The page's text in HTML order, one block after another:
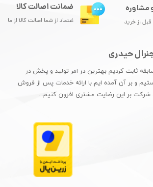
حیدری
ثابت کردیم بهترین در امر تولید و پخش در
و بر آن آمده ایم با ارائه خدمات پس از فروش
بر این رضایت مشتری افزون کنیم...​​​​​​​
مشاوره
قبل از خرید
ضمانت اصالت کالا
اعتماد از شما اصالت کالا از ما